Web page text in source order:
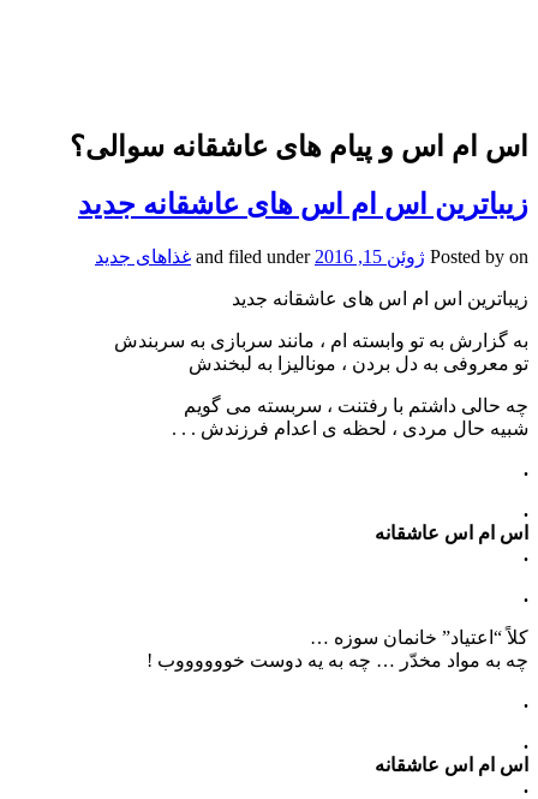
اس ام اس و پیام های عاشقانه سوالی؟
زیباترین اس ام اس های عاشقانه جدید
Posted by on ژوئن 15, 2016 and filed under غذاهای جدید
زیباترین اس ام اس های عاشقانه جدید
به گزارش به تو وابسته ام ، مانند سربازی به سربندش
تو معروفی به دل بردن ، مونالیزا به لبخندش
چه حالی داشتم با رفتنت ، سربسته می گویم
شبیه حال مردی ، لحظه ی اعدام فرزندش . . .
.
.
اس ام اس عاشقانه
.
.
کلاً “اعتیاد” خانمان سوزه …
چه به مواد مخدّر … چه به یه دوست خووووووب !
.
.
اس ام اس عاشقانه
.